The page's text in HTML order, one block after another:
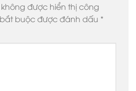
được hiển thị công
buộc được đánh dấu *